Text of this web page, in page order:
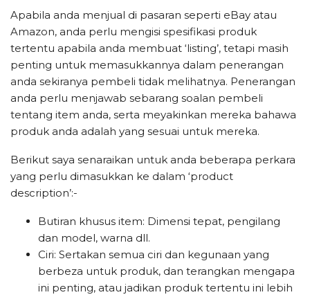
Apabila anda menjual di pasaran seperti eBay atau
Amazon, anda perlu mengisi spesifikasi produk
tertentu apabila anda membuat ‘listing’, tetapi masih
penting untuk memasukkannya dalam penerangan
anda sekiranya pembeli tidak melihatnya. Penerangan
anda perlu menjawab sebarang soalan pembeli
tentang item anda, serta meyakinkan mereka bahawa
produk anda adalah yang sesuai untuk mereka.
Berikut saya senaraikan untuk anda beberapa perkara
yang perlu dimasukkan ke dalam ‘product
description’:-
Butiran khusus item: Dimensi tepat, pengilang
dan model, warna dll.
Ciri: Sertakan semua ciri dan kegunaan yang
berbeza untuk produk, dan terangkan mengapa
ini penting, atau jadikan produk tertentu ini lebih